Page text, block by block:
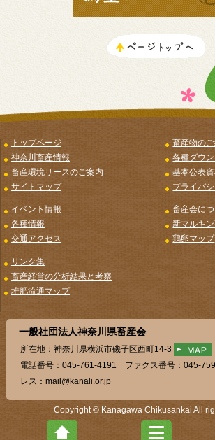
トップページ
神奈川畜産情報
畜産環境リースのご案内
サイトマップ
畜産物の
各種ダウ
基本公表
プライバ
イベント情報
各種情報
交通アクセス
畜産会に
新マルキ
鶏卵マップ
リンク集
畜産経営の分析結果と考察
堆肥流通マップ
一般社団法人神奈川県畜産会
所在地：神奈川県横浜市磯子区西町14-3
電話番号：045-761-4191 ファクス番号：045-
レス：mail@kanali.or.jp
Copyright © Kanagawa Chikusankai All